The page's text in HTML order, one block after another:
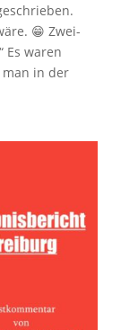
😁 Zwei-
Es waren
in der